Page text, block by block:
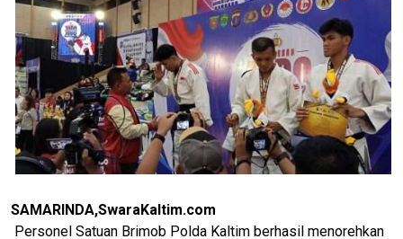
SAMARINDA,SwaraKaltim.com
Personel Satuan Brimob Polda Kaltim berhasil menorehkan